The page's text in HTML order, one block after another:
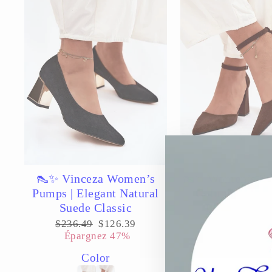
👠✨ Vinceza Women’s
Pumps | Elegant Natural
Suede Classic
Prix
régulier
$236.49 Prix
réduit
$126.39
Épargnez 47%
Color
👠✨ Women’s
Column Heel
Elegant
Épargnez